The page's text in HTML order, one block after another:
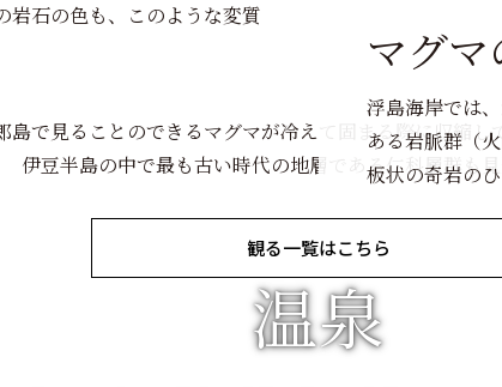
岩石の色も、このような変質
マグ
浮島海岸では
ある岩脈群（
板状の奇岩の
島で見ることのできるマグマが冷えて固まる際に収縮し
伊豆半島の中で最も古い時代の地層である仁科層群も
観る一覧はこちら
温泉